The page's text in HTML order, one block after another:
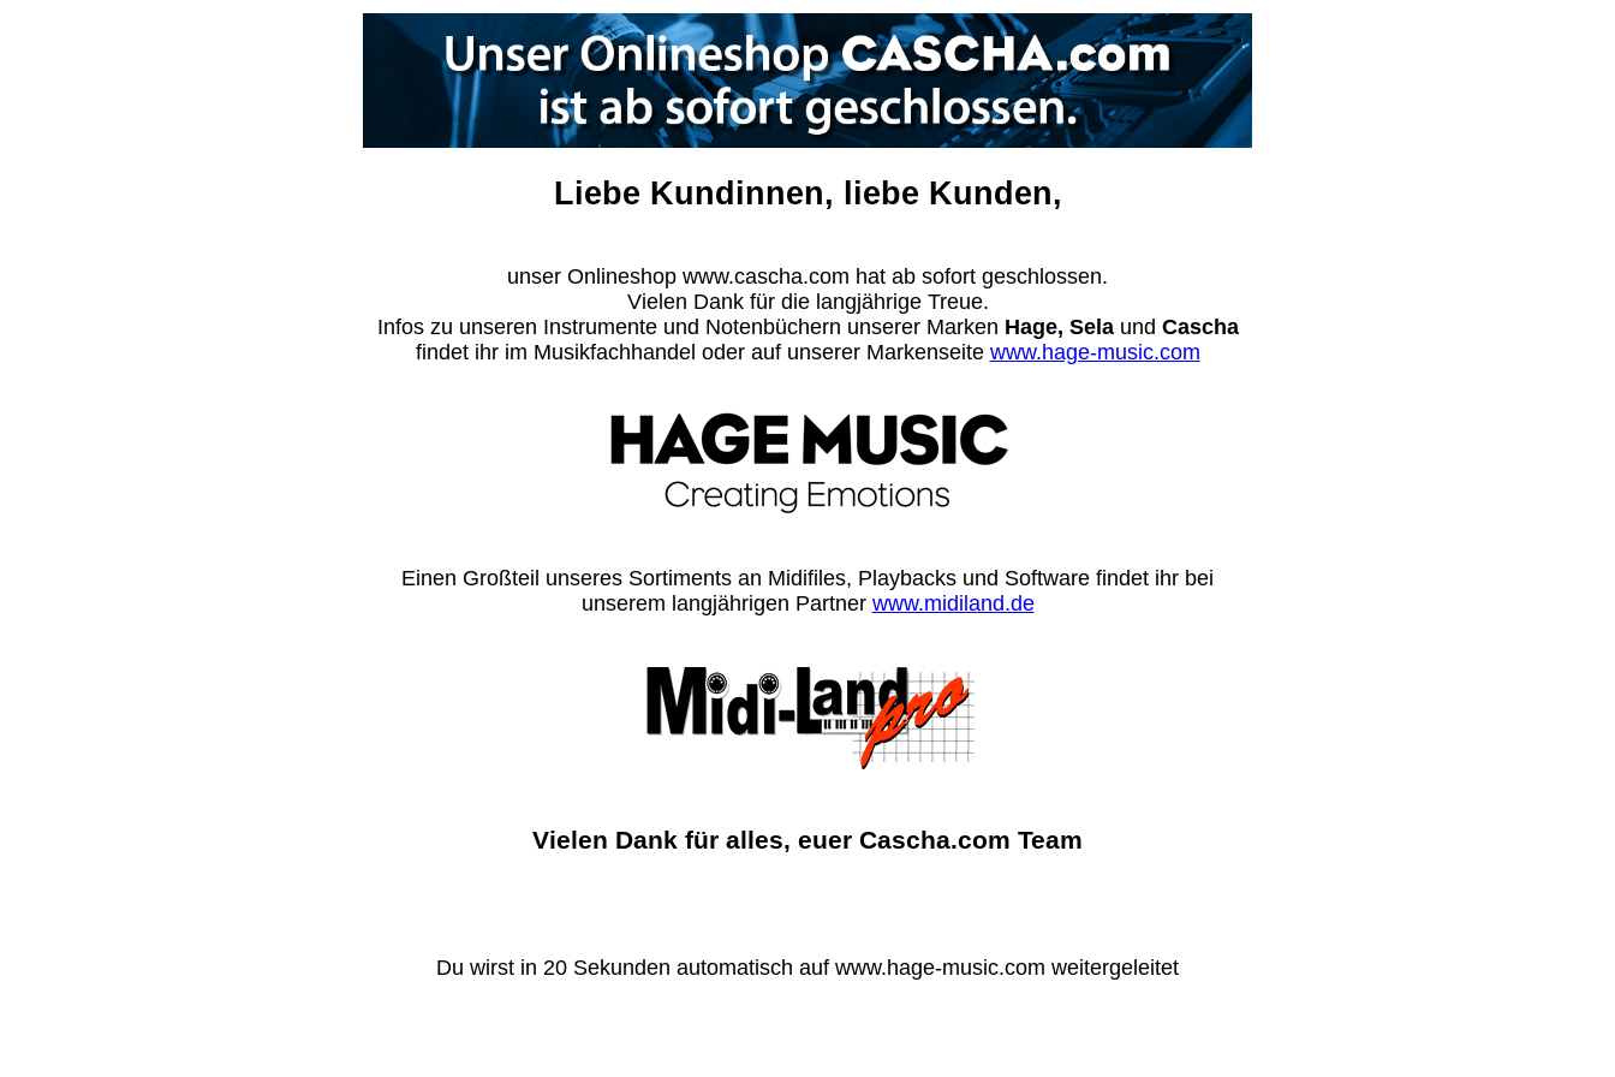
Liebe Kundinnen, liebe Kunden,
unser Onlineshop www.cascha.com hat ab sofort geschlossen.
Vielen Dank für die langjährige Treue.
Infos zu unseren Instrumente und Notenbüchern unserer Marken Hage, Selaund Cascha
findet ihr im Musikfachhandel oder auf unserer Markenseite www.hage-music.com
Einen Großteil unseres Sortiments an Midifiles, Playbacks und Software findet ihr bei
unserem langjährigen Partner www.midiland.de
Vielen Dank für alles, euer Cascha.com Team
Du wirst in 20 Sekunden automatisch auf www.hage-music.com weitergeleitet